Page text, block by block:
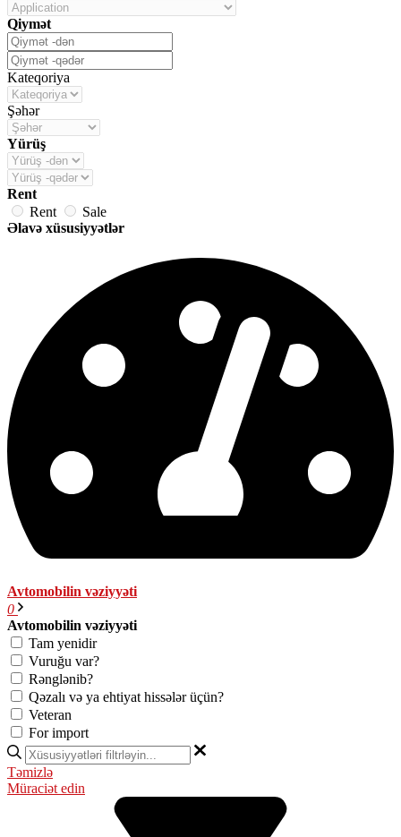
Qiymət
Kateqoriya
Şəhər
Yürüş
Rent
Rent
Sale
Əlavə xüsusiyyətlər
Avtomobilin vəziyyəti
0
Avtomobilin vəziyyəti
Tam yenidir
Vuruğu var?
Rənglənib?
Qəzalı və ya ehtiyat hissələr üçün?
Veteran
For import
Təmizlə
Müraciət edin